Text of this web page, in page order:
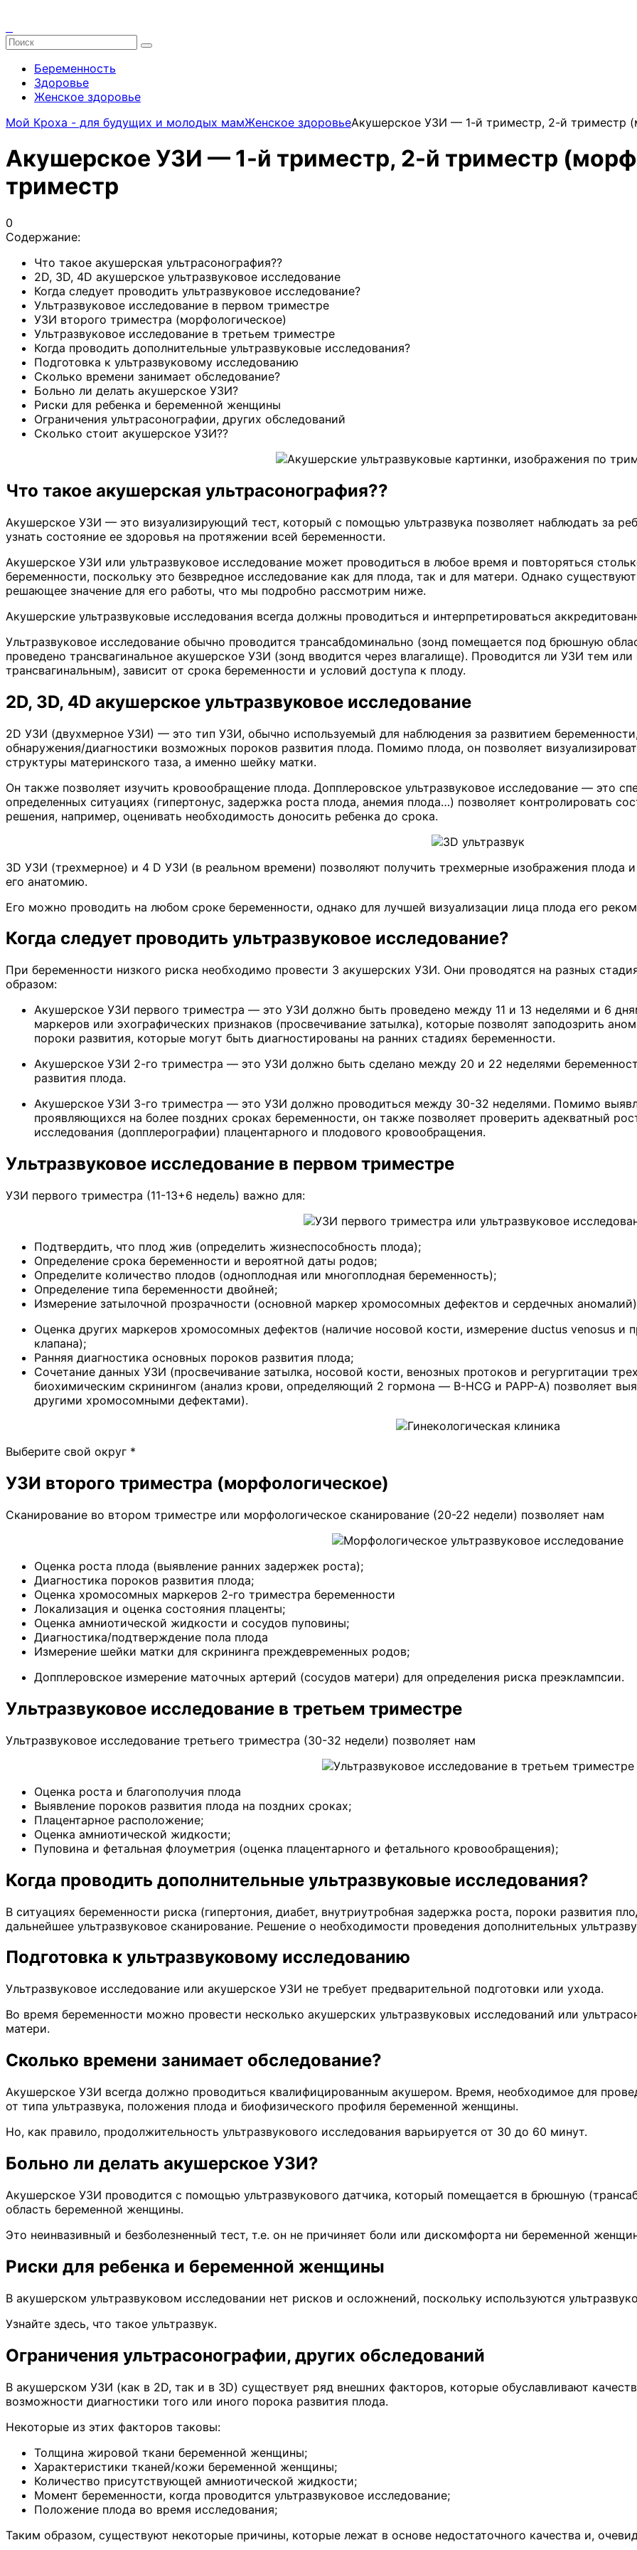
Беременность
Здоровье
Женское здоровье
Мой Кроха - для будущих и молодых мамЖенское здоровьеАкушерское УЗИ — 1-й триместр, 2-й триместр
Акушерское УЗИ — 1-й триместр, 2-й триместр
триместр
0
Содержание:
Что такое акушерская ультрасонография??
2D, 3D, 4D акушерское ультразвуковое исследование
Когда следует проводить ультразвуковое исследование?
Ультразвуковое исследование в первом триместре
УЗИ второго триместра (морфологическое)
Ультразвуковое исследование в третьем триместре
Когда проводить дополнительные ультразвуковые исследования?
Подготовка к ультразвуковому исследованию
Сколько времени занимает обследование?
Больно ли делать акушерское УЗИ?
Риски для ребенка и беременной женщины
Ограничения ультрасонографии, других обследований
Сколько стоит акушерское УЗИ??
Что такое акушерская ультрасонография??
Акушерское УЗИ — это визуализирующий тест, который с помощью ультразвука позволяет наблюдать за
узнать состояние ее здоровья на протяжении всей беременности.
Акушерское УЗИ или ультразвуковое исследование может проводиться в любое время и повторяться
беременности, поскольку это безвредное исследование как для плода, так и для матери. Однако
решающее значение для его работы, что мы подробно рассмотрим ниже.
Акушерские ультразвуковые исследования всегда должны проводиться и интерпретироваться
Ультразвуковое исследование обычно проводится трансабдоминально (зонд помещается под брюшную
проведено трансвагинальное акушерское УЗИ (зонд вводится через влагалище). Проводится ли УЗИ тем
трансвагинальным), зависит от срока беременности и условий доступа к плоду.
2D, 3D, 4D акушерское ультразвуковое исследование
2D УЗИ (двухмерное УЗИ) — это тип УЗИ, обычно используемый для наблюдения за развитием
обнаружения/диагностики возможных пороков развития плода. Помимо плода, он позволяет
структуры материнского таза, а именно шейку матки.
Он также позволяет изучить кровообращение плода. Допплеровское ультразвуковое исследование — это
определенных ситуациях (гипертонус, задержка роста плода, анемия плода…) позволяет контролировать
решения, например, оценивать необходимость доносить ребенка до срока.
3D УЗИ (трехмерное) и 4 D УЗИ (в реальном времени) позволяют получить трехмерные изображения плода
его анатомию.
Его можно проводить на любом сроке беременности, однако для лучшей визуализации лица плода его
Когда следует проводить ультразвуковое исследование?
При беременности низкого риска необходимо провести 3 акушерских УЗИ. Они проводятся на разных
образом:
Акушерское УЗИ первого триместра — это УЗИ должно быть проведено между 11 и 13 неделями и 6
маркеров или эхографических признаков (просвечивание затылка), которые позволят заподозрить
пороки развития, которые могут быть диагностированы на ранних стадиях беременности.
Акушерское УЗИ 2-го триместра — это УЗИ должно быть сделано между 20 и 22 неделями
развития плода.
Акушерское УЗИ 3-го триместра — это УЗИ должно проводиться между 30-32 неделями. Помимо
проявляющихся на более поздних сроках беременности, он также позволяет проверить адекватный
исследования (допплерографии) плацентарного и плодового кровообращения.
Ультразвуковое исследование в первом триместре
УЗИ первого триместра (11-13+6 недель) важно для:
Подтвердить, что плод жив (определить жизнеспособность плода);
Определение срока беременности и вероятной даты родов;
Определите количество плодов (одноплодная или многоплодная беременность);
Определение типа беременности двойней;
Измерение затылочной прозрачности (основной маркер хромосомных дефектов и сердечных
Оценка других маркеров хромосомных дефектов (наличие носовой кости, измерение ductus venosus и
клапана);
Ранняя диагностика основных пороков развития плода;
Сочетание данных УЗИ (просвечивание затылка, носовой кости, венозных протоков и регургитации
биохимическим скринингом (анализ крови, определяющий 2 гормона — B-HCG и PAPP-A) позволяет
другими хромосомными дефектами).
Выберите свой округ *
УЗИ второго триместра (морфологическое)
Сканирование во втором триместре или морфологическое сканирование (20-22 недели) позволяет нам
Оценка роста плода (выявление ранних задержек роста);
Диагностика пороков развития плода;
Оценка хромосомных маркеров 2-го триместра беременности
Локализация и оценка состояния плаценты;
Оценка амниотической жидкости и сосудов пуповины;
Диагностика/подтверждение пола плода
Измерение шейки матки для скрининга преждевременных родов;
Допплеровское измерение маточных артерий (сосудов матери) для определения риска преэклампсии.
Ультразвуковое исследование в третьем триместре
Ультразвуковое исследование третьего триместра (30-32 недели) позволяет нам
Оценка роста и благополучия плода
Выявление пороков развития плода на поздних сроках;
Плацентарное расположение;
Оценка амниотической жидкости;
Пуповина и фетальная флоуметрия (оценка плацентарного и фетального кровообращения);
Когда проводить дополнительные ультразвуковые исследования?
В ситуациях беременности риска (гипертония, диабет, внутриутробная задержка роста, пороки развития
дальнейшее ультразвуковое сканирование. Решение о необходимости проведения дополнительных
Подготовка к ультразвуковому исследованию
Ультразвуковое исследование или акушерское УЗИ не требует предварительной подготовки или ухода.
Во время беременности можно провести несколько акушерских ультразвуковых исследований или
матери.
Сколько времени занимает обследование?
Акушерское УЗИ всегда должно проводиться квалифицированным акушером. Время, необходимое для
от типа ультразвука, положения плода и биофизического профиля беременной женщины.
Но, как правило, продолжительность ультразвукового исследования варьируется от 30 до 60 минут.
Больно ли делать акушерское УЗИ?
Акушерское УЗИ проводится с помощью ультразвукового датчика, который помещается в брюшную
область беременной женщины.
Это неинвазивный и безболезненный тест, т.е. он не причиняет боли или дискомфорта ни беременной
Риски для ребенка и беременной женщины
В акушерском ультразвуковом исследовании нет рисков и осложнений, поскольку используются
Узнайте здесь, что такое ультразвук.
Ограничения ультрасонографии, других обследований
В акушерском УЗИ (как в 2D, так и в 3D) существует ряд внешних факторов, которые обуславливают
возможности диагностики того или иного порока развития плода.
Некоторые из этих факторов таковы:
Толщина жировой ткани беременной женщины;
Характеристики тканей/кожи беременной женщины;
Количество присутствующей амниотической жидкости;
Момент беременности, когда проводится ультразвуковое исследование;
Положение плода во время исследования;
Таким образом, существуют некоторые причины, которые лежат в основе недостаточного качества и,